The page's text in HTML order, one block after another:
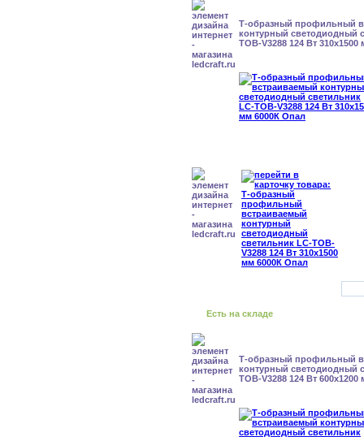
Т-образный профильный
контурный светодиодный
TOB-V3288 124 Вт
Есть на складе
Т-образный профильный
контурный светодиодный
TOB-V3288 124 Вт